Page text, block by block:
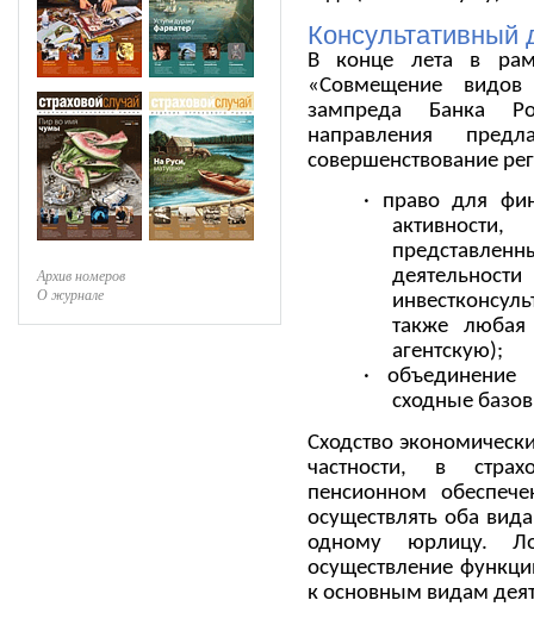
Архив номеров
О журнале
В конце лета в
«Совмещение
зампреда Банка
направления
совершенствование
· право для
также любая
агентскую);
· объединение
сходные
Сходство
частности, в
пенсионном
осуществлять оба
одному юрлицу.
осуществление
к основным видам